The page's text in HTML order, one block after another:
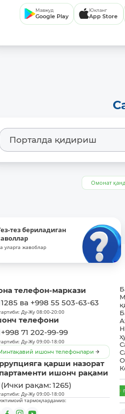
Мавжуд
Google Play
Юкланг
App Store
Омонат
тез бериладиган
уларга жавоблар
телефон-маркази
1285 ва +998 55 503-63-63
Ду-Жу 08:00-20:00
телефони
+998 71 202-99-99
Ду-Жу 09:00-18:00
ишонч телефонлари
қарши назорат
ишонч рақами
(Ички рақам: 1265)
Ду-Жу 09:00-18:00
тармоқлардамиз: